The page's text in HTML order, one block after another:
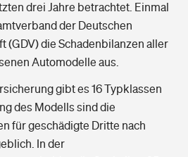
drei Jahre betrachtet. Einmal
der Deutschen
(GDV) die Schadenbilanzen aller
Automodelle aus.
gibt es 16 Typklassen
des Modells sind die
für geschädigte Dritte nach
In der